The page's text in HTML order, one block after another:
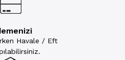
Havale / Eft